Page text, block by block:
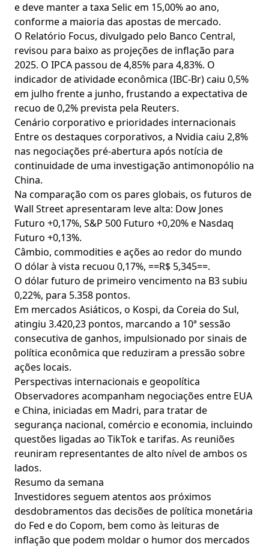
e deve manter a taxa Selic em 15,00% ao ano,
conforme a maioria das apostas de mercado.
O Relatório Focus, divulgado pelo Banco Central,
revisou para baixo as projeções de inflação para
2025. O IPCA passou de 4,85% para 4,83%. O
indicador de atividade econômica (IBC‑Br) caiu 0,5%
em julho frente a junho, frustando a expectativa de
recuo de 0,2% prevista pela Reuters.
Cenário corporativo e prioridades internacionais
Entre os destaques corporativos, a Nvidia caiu 2,8%
nas negociações pré‑abertura após notícia de
continuidade de uma investigação antimonopólio na
China.
Na comparação com os pares globais, os futuros de
Wall Street apresentaram leve alta: Dow Jones
Futuro +0,17%, S&P 500 Futuro +0,20% e Nasdaq
Futuro +0,13%.
Câmbio, commodities e ações ao redor do mundo
O dólar à vista recuou 0,17%, ==R$ 5,345==.
O dólar futuro de primeiro vencimento na B3 subiu
0,22%, para 5.358 pontos.
Em mercados Asiáticos, o Kospi, da Coreia do Sul,
atingiu 3.420,23 pontos, marcando a 10ª sessão
consecutiva de ganhos, impulsionado por sinais de
política econômica que reduziram a pressão sobre
ações locais.
Perspectivas internacionais e geopolítica
Observadores acompanham negociações entre EUA
e China, iniciadas em Madri, para tratar de
segurança nacional, comércio e economia, incluindo
questões ligadas ao TikTok e tarifas. As reuniões
reuniram representantes de alto nível de ambos os
lados.
Resumo da semana
Investidores seguem atentos aos próximos
desdobramentos das decisões de política monetária
do Fed e do Copom, bem como às leituras de
inflação que podem moldar o humor dos mercados